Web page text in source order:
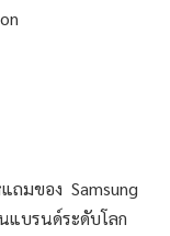
ถมของ Samsung
แบรนด์ระดับโลก